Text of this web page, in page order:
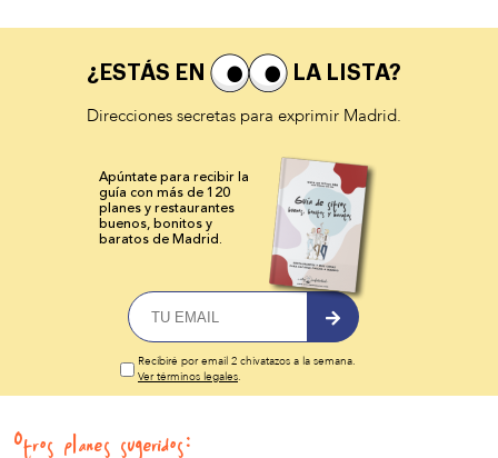
¿ESTÁS EN
LA LISTA?
Direcciones secretas para exprimir Madrid.
Apúntate para recibir la
guía con más de 120
planes y restaurantes
buenos, bonitos y
baratos de Madrid.
Recibiré por email 2 chivatazos a la semana.
Ver términos legales.
Otros planes sugeridos: